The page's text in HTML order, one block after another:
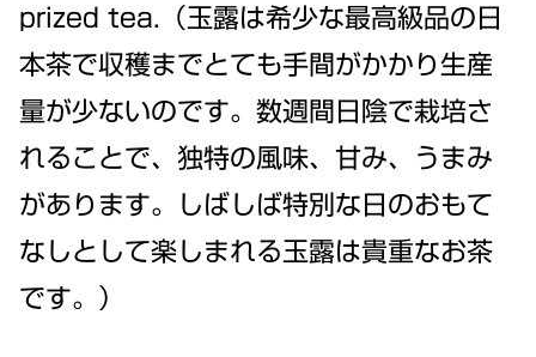
prized tea.（玉露は希少な最高級品の日
本茶で収穫までとても手間がかかり生産
量が少ないのです。数週間日陰で栽培さ
れることで、独特の風味、甘み、うまみ
があります。しばしば特別な日のおもて
なしとして楽しまれる玉露は貴重なお茶
です。）